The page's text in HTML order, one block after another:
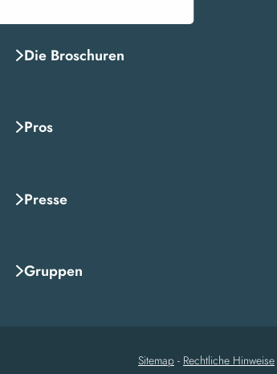
Die Broschuren
Pros
Presse
Gruppen
Sitemap - Rechtliche Hinweise